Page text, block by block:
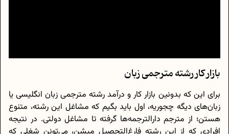
بازار کار رشته مترجمی زبان
برای این که بدونین بازار کار و درآمد رشته مترجمی زبان انگلیسی یا
زبان‌های دیگه چجوریه، اول باید بگیم که مشاغل این رشته، متنوع
هستن؛ از مترجم دارالترجمه‌ها گرفته تا مشاغل دولتی. در نتیجه